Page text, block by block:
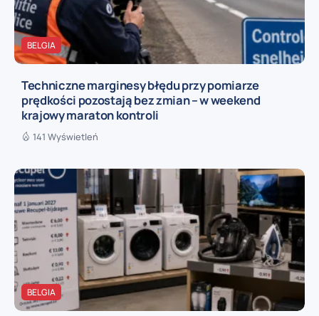
BELGIA
Techniczne marginesy błędu przy pomiarze
prędkości pozostają bez zmian – w weekend
krajowy maraton kontroli
141 Wyświetleń
BELGIA